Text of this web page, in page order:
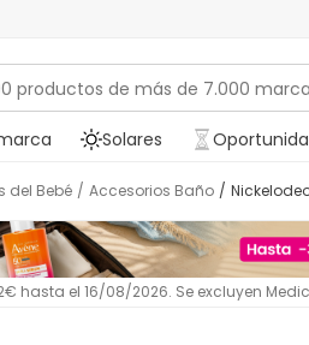
Solares
del Bebé / Accesorios Baño /
hasta el 16/08/2026. Se excluyen